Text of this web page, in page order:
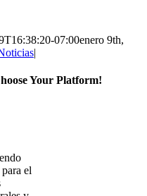
07:00enero 9th,
|
Your Platform!